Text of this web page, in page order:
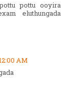
pottu ooyira
eluthungada
AM